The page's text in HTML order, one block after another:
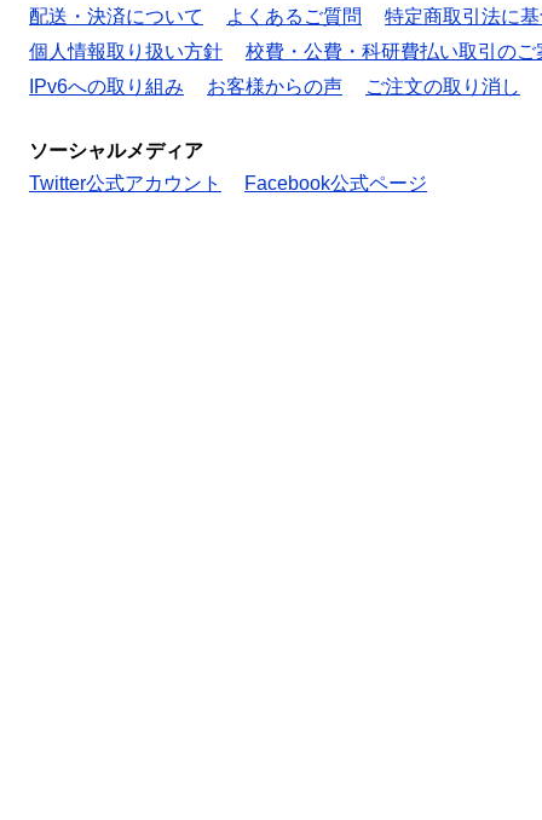
配送・決済について
よくあるご質問
特定商取引法に
個人情報取り扱い方針
校費・公費・科研費払い取引のご
IPv6への取り組み
お客様からの声 ご注文の取り消し
ソーシャルメディア
Twitter公式アカウント
Facebook公式ページ